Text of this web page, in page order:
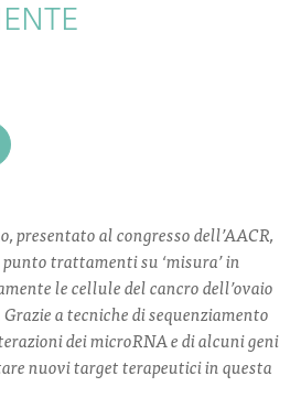
presentato al congresso dell’AACR,
trattamenti su ‘misura’ in
le cellule del cancro dell’ovaio
a tecniche di sequenziamento
dei microRNA e di alcuni geni
nuovi target terapeutici in questa